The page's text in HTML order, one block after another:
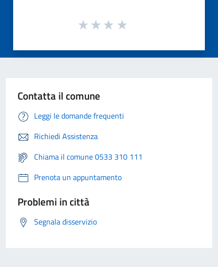
Contatta il comune
Leggi le domande frequenti
Richiedi Assistenza
Chiama il comune 0533 310 111
Prenota un appuntamento
Problemi in città
Segnala disservizio